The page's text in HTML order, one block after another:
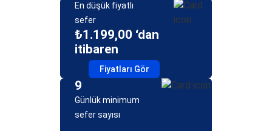
En düşük fiyatlı
sefer
₺1.199,00 ‘dan
itibaren
Fiyatları Gör
9
Günlük minimum
sefer sayısı